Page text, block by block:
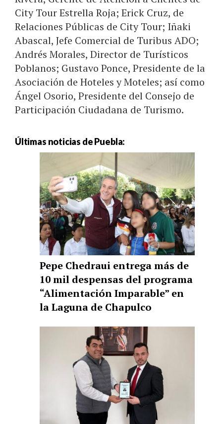
City Tour Estrella Roja; Erick Cruz, de
Relaciones Públicas de City Tour; Iñaki
Abascal, Jefe Comercial de Turibus ADO;
Andrés Morales, Director de Turísticos
Poblanos; Gustavo Ponce, Presidente de la
Asociación de Hoteles y Moteles; así como
Ángel Osorio, Presidente del Consejo de
Participación Ciudadana de Turismo.
Últimas noticias de Puebla:
Pepe Chedraui entrega más de
10 mil despensas del programa
“Alimentación Imparable” en
la Laguna de Chapulco